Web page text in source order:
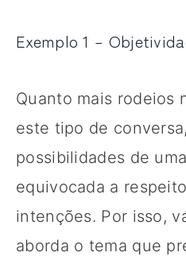
Exemplo 1 –
Quanto mais rodeios
este tipo de
possibilidades de
equivocada a
intenções. Por isso,
aborda o tema que